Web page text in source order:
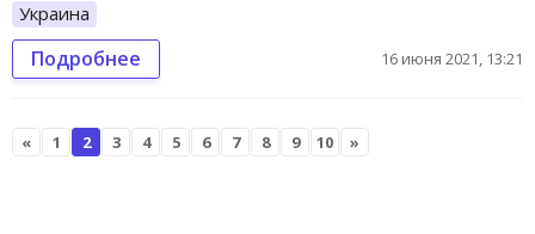
Украина
Подробнее 16 июня 2021, 13:21
« 1 2 3 4 5 6 7 8 9 10 »